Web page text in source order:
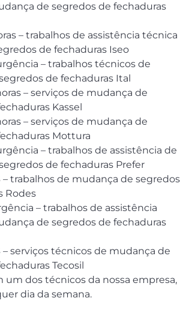
de segredos de fechaduras
– trabalhos de assistência técnica
de fechaduras Iseo
– trabalhos técnicos de
de fechaduras Ital
– serviços de mudança de
Kassel
– serviços de mudança de
Mottura
– trabalhos de assistência de
de fechaduras Prefer
– trabalhos de mudança de segredos
Rodes
– trabalhos de assistência
de segredos de fechaduras
– serviços técnicos de mudança de
Tecosil
um dos técnicos da nossa empresa,
dia da semana.